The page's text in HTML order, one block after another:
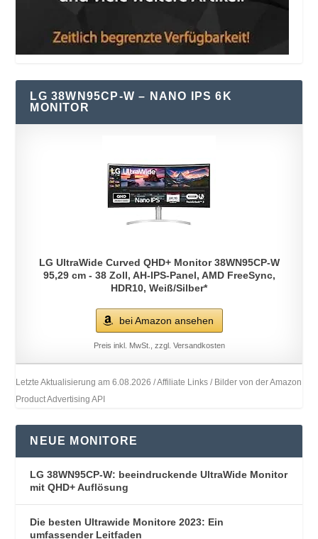
LG 38WN95CP-W – NANO IPS 6K
MONITOR
LG UltraWide Curved QHD+ Monitor 38WN95CP-W
95,29 cm - 38 Zoll, AH-IPS-Panel, AMD FreeSync,
HDR10, Weiß/Silber*
bei Amazon ansehen
Preis inkl. MwSt., zzgl. Versandkosten
Letzte Aktualisierung am 6.08.2026 / Affiliate Links / Bilder von der Amazon
Product Advertising API
NEUE MONITORE
LG 38WN95CP-W: beeindruckende UltraWide Monitor
mit QHD+ Auflösung
Die besten Ultrawide Monitore 2023: Ein
umfassender Leitfaden